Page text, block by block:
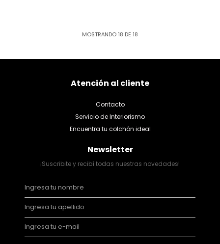
MOSTRANDO 18 DE 18
Atención al cliente
Contacto
Servicio de Interiorismo
Encuentra tu colchón ideal
Newsletter
¡Suscribite y recibí todas nuestras novedades!